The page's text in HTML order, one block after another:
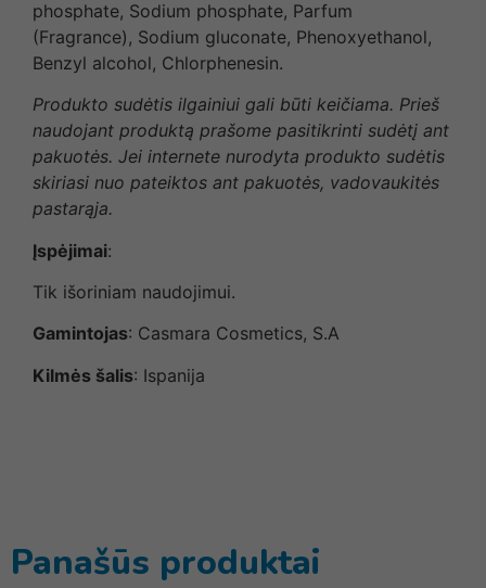
phosphate, Sodium phosphate, Parfum
(Fragrance), Sodium gluconate, Phenoxyethanol,
Benzyl alcohol, Chlorphenesin.
Produkto sudėtis ilgainiui gali būti keičiama. Prieš
naudojant produktą prašome pasitikrinti sudėtį ant
pakuotės. Jei internete nurodyta produkto sudėtis
skiriasi nuo pateiktos ant pakuotės, vadovaukitės
pastarąja.
Įspėjimai:
Tik išoriniam naudojimui.
Gamintojas: Casmara Cosmetics, S.A
Kilmės šalis: Ispanija
Panašūs produktai